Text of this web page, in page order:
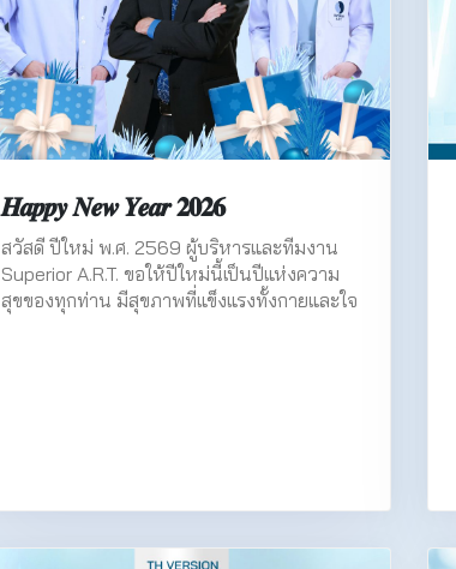
𝑯𝒂𝒑𝒑𝒚 𝑵𝒆𝒘 𝒀𝒆𝒂𝒓 𝟐𝟎𝟐𝟔
สวัสดี ปีใหม่ พ.ศ. 2569 ผู้บริหารและทีมงาน
Superior A.R.T. ขอให้ปีใหม่นี้เป็นปีแห่งความ
สุขของทุกท่าน มีสุขภาพที่แข็งแรงทั้งกายและใจ